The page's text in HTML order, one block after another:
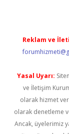
Reklam ve
Yasal Uyarı:
ve İletişim
olarak hizmet
olarak denetleme
Ancak, üyelerimiz